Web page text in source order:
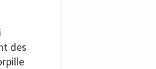
des